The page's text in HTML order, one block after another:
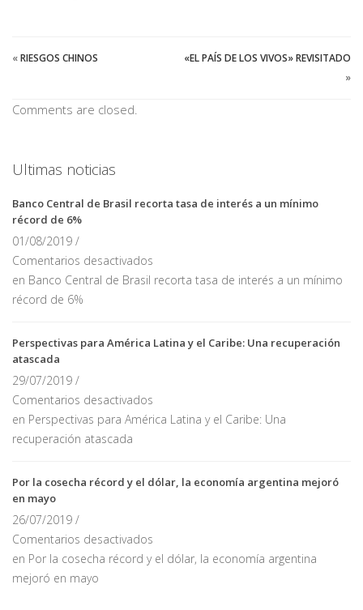
«RIESGOS CHINOS
«EL PAÍS DE LOS VIVOS» REVISITADO
»
Comments are closed.
Ultimas noticias
Banco Central de Brasil recorta tasa de interés a un mínimo
récord de 6%
01/08/2019 /
Comentarios desactivados
en Banco Central de Brasil recorta tasa de interés a un mínimo
récord de 6%
Perspectivas para América Latina y el Caribe: Una recuperación
atascada
29/07/2019 /
Comentarios desactivados
en Perspectivas para América Latina y el Caribe: Una
recuperación atascada
Por la cosecha récord y el dólar, la economía argentina mejoró
en mayo
26/07/2019 /
Comentarios desactivados
en Por la cosecha récord y el dólar, la economía argentina
mejoró en mayo